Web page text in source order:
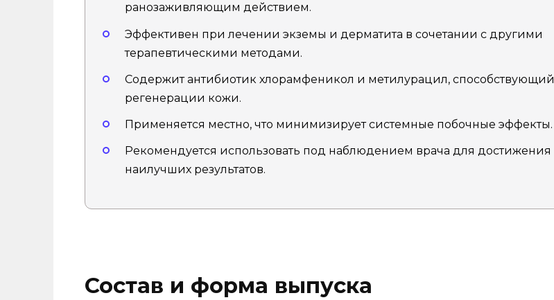
ранозаживляющим действием.
Эффективен при лечении экземы и дерматита в сочетании с другими
терапевтическими методами.
Содержит антибиотик хлорамфеникол и метилурацил, способствующий
регенерации кожи.
Применяется местно, что минимизирует системные побочные эффекты.
Рекомендуется использовать под наблюдением врача для достижения
наилучших результатов.
Состав и форма выпуска